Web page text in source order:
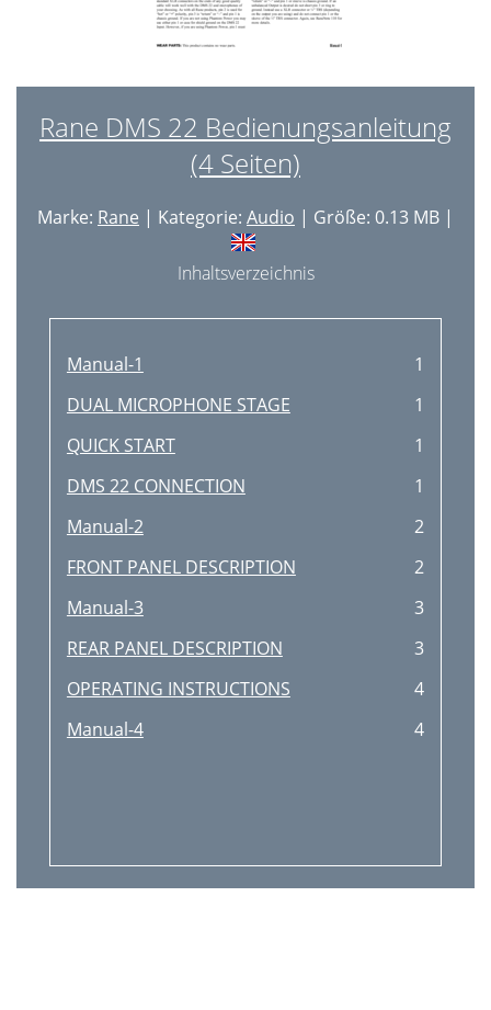
Rane DMS 22 Bedienungsanleitung
(4 Seiten)
Marke: Rane | Kategorie: Audio | Größe: 0.13 MB |
Inhaltsverzeichnis
Manual-1
1
DUAL MICROPHONE STAGE
1
QUICK START
1
DMS 22 CONNECTION
1
Manual-2
2
FRONT PANEL DESCRIPTION
2
Manual-3
3
REAR PANEL DESCRIPTION
3
OPERATING INSTRUCTIONS
4
Manual-4
4